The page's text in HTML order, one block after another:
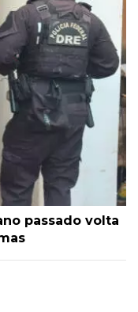
passado volta